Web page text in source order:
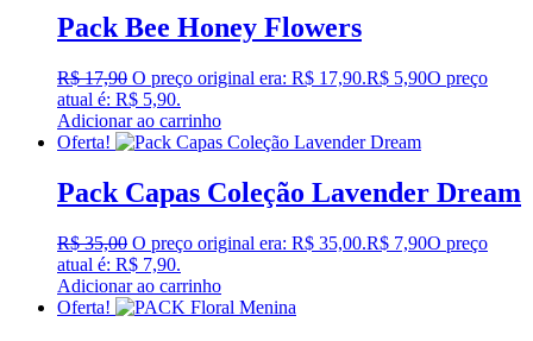
Pack Bee Honey Flowers
R$17,90 O preço original era: R$ 17,90.R$ 5,90O preço
atual é: R$ 5,90.
Adicionar ao carrinho
Oferta!
Pack Capas Coleção Lavender Dream
R$35,00 O preço original era: R$ 35,00.R$ 7,90O preço
atual é: R$ 7,90.
Adicionar ao carrinho
Oferta!